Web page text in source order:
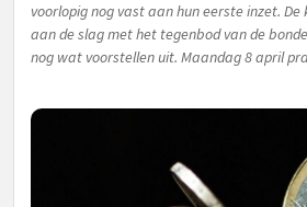
voorlopig nog vast aan hun eerste inzet.
aan de slag met het tegenbod van de
nog wat voorstellen uit. Maandag 8 april